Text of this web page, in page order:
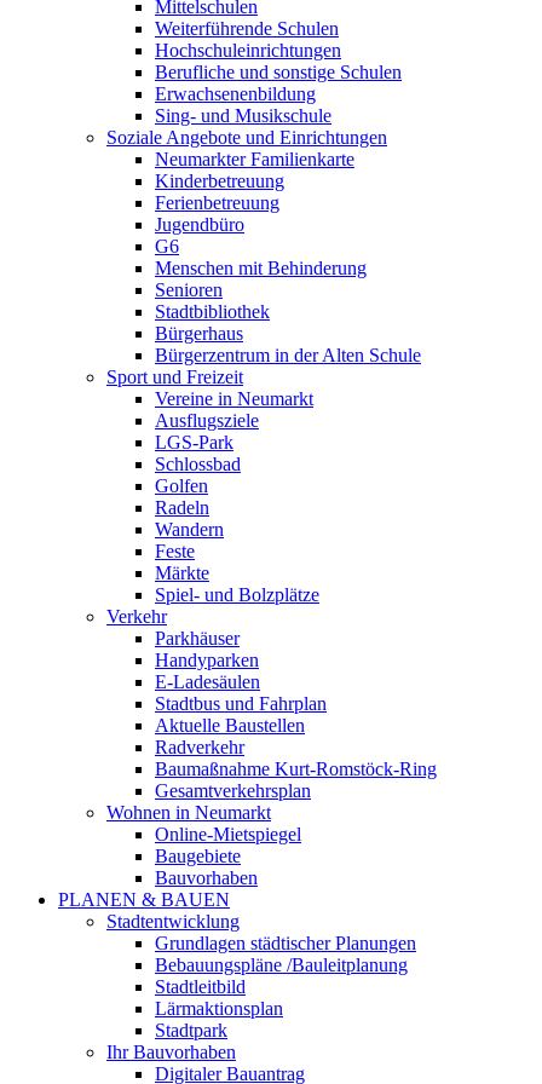
Mittelschulen
Weiterführende Schulen
Hochschuleinrichtungen
Berufliche und sonstige Schulen
Erwachsenenbildung
Sing- und Musikschule
Soziale Angebote und Einrichtungen
Neumarkter Familienkarte
Kinderbetreuung
Ferienbetreuung
Jugendbüro
G6
Menschen mit Behinderung
Senioren
Stadtbibliothek
Bürgerhaus
Bürgerzentrum in der Alten Schule
Sport und Freizeit
Vereine in Neumarkt
Ausflugsziele
LGS-Park
Schlossbad
Golfen
Radeln
Wandern
Feste
Märkte
Spiel- und Bolzplätze
Verkehr
Parkhäuser
Handyparken
E-Ladesäulen
Stadtbus und Fahrplan
Aktuelle Baustellen
Radverkehr
Baumaßnahme Kurt-Romstöck-Ring
Gesamtverkehrsplan
Wohnen in Neumarkt
Online-Mietspiegel
Baugebiete
Bauvorhaben
PLANEN & BAUEN
Stadtentwicklung
Grundlagen städtischer Planungen
Bebauungspläne /Bauleitplanung
Stadtleitbild
Lärmaktionsplan
Stadtpark
Ihr Bauvorhaben
Digitaler Bauantrag